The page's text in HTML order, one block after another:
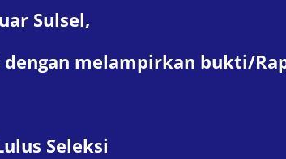
Sulsel,
dengan melampirkan bukti/
Seleksi